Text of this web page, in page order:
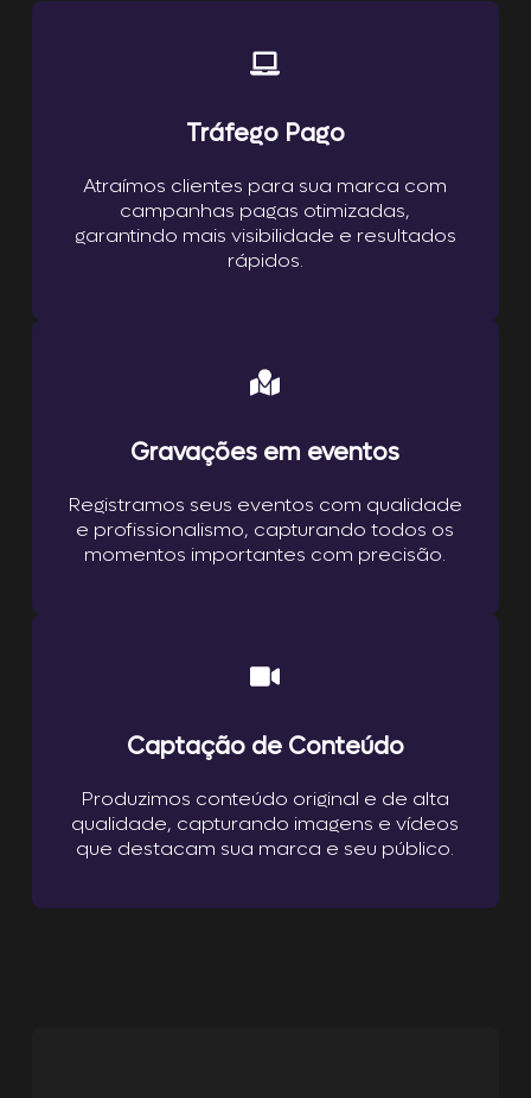
Tráfego Pago
Atraímos clientes para sua marca com
campanhas pagas otimizadas,
garantindo mais visibilidade e resultados
rápidos.
Gravações em eventos
Registramos seus eventos com qualidade
e profissionalismo, capturando todos os
momentos importantes com precisão.
Captação de Conteúdo
Produzimos conteúdo original e de alta
qualidade, capturando imagens e vídeos
que destacam sua marca e seu público.